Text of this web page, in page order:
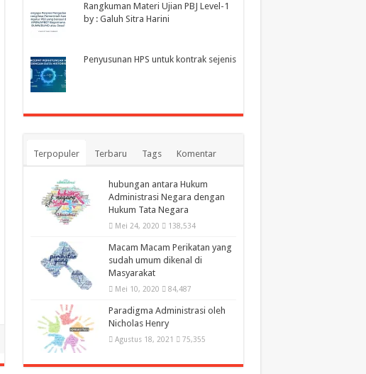
Rangkuman Materi Ujian PBJ Level-1
by : Galuh Sitra Harini
Penyusunan HPS untuk kontrak sejenis
Terpopuler Terbaru Tags Komentar
hubungan antara Hukum
Administrasi Negara dengan
Hukum Tata Negara
Mei 24, 2020 138,534
Macam Macam Perikatan yang
sudah umum dikenal di
Masyarakat
Mei 10, 2020 84,487
Paradigma Administrasi oleh
Nicholas Henry
Agustus 18, 2021 75,355